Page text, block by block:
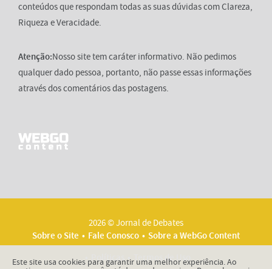
conteúdos que respondam todas as suas dúvidas com Clareza,
Riqueza e Veracidade.
Atenção:Nosso site tem caráter informativo. Não pedimos
qualquer dado pessoa, portanto, não passe essas informações
através dos comentários das postagens.
2026 © Jornal de Debates
Sobre o Site
Fale Conosco
Sobre a WebGo Content
Políticas
Termos de Uso
Este site usa cookies para garantir uma melhor experiência. Ao